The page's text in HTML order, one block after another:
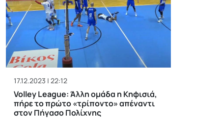
17.12.2023 | 22:12
Volley League: Άλλη ομάδα η Κηφισιά,
πήρε το πρώτο «τρίποντο» απέναντι
στον Πήγασο Πολίχνης